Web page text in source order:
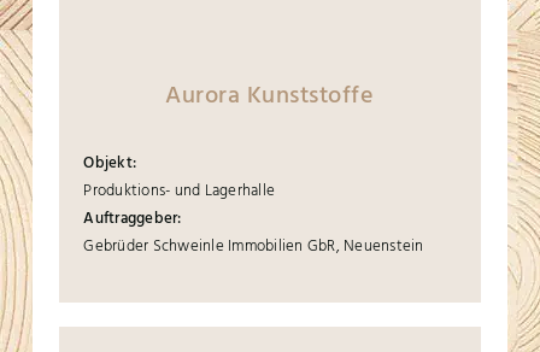
Aurora Kunststoffe
Objekt:
Produktions- und Lagerhalle
Auftraggeber:
Gebrüder Schweinle Immobilien GbR, Neuenstein